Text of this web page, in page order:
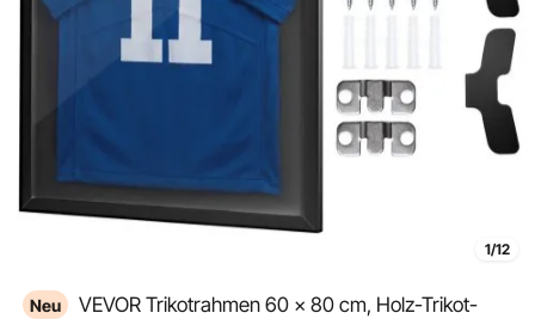
1/12
Neu
VEVOR Trikotrahmen 60 x 80 cm, Holz-Trikot-